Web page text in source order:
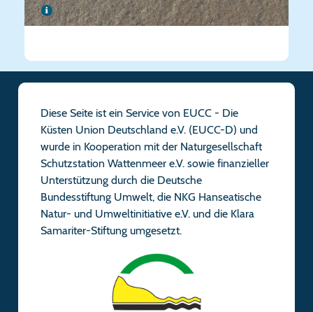
Diese Seite ist ein Service von EUCC - Die
Küsten Union Deutschland e.V. (EUCC-D) und
wurde in Kooperation mit der Naturgesellschaft
Schutzstation Wattenmeer e.V. sowie finanzieller
Unterstützung durch die Deutsche
Bundesstiftung Umwelt, die NKG Hanseatische
Natur- und Umweltinitiative e.V. und die Klara
Samariter-Stiftung umgesetzt.